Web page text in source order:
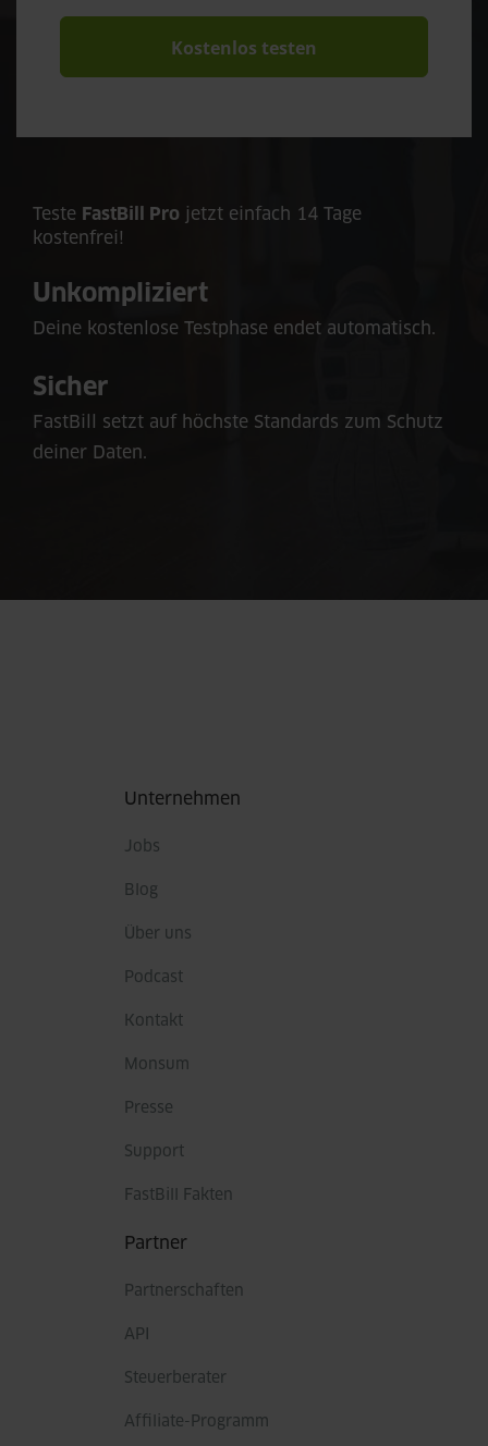
Kostenlos testen
Teste FastBill Pro jetzt einfach 14 Tage
kostenfrei!
Unkompliziert
Deine kostenlose Testphase endet automatisch.
Sicher
FastBill setzt auf höchste Standards zum Schutz
deiner Daten.
Unternehmen
Jobs
Blog
Über uns
Podcast
Kontakt
Monsum
Presse
Support
FastBill Fakten
Partner
Partnerschaften
API
Steuerberater
Affiliate-Programm